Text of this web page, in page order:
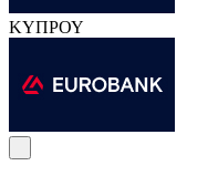
ΚΥΠΡΟΥ